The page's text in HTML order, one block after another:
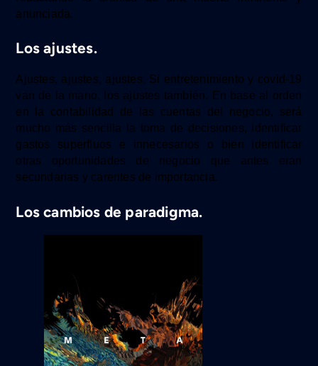
anunciada.
Los ajustes.
Ajustes, ajustes, ajustes. Si entretenimiento y covid-19
van de la mano, los ajustes también. En base al orden
en la contabilidad de las cuentas del negocio, será
mucho más sencilla la toma de decisiones, identificar
gastos superfluos e innecesarios o bien identificar
otras oportunidades de negocio que antes eran
secundarias y carentes de importancia.
Los cambios de paradigma.